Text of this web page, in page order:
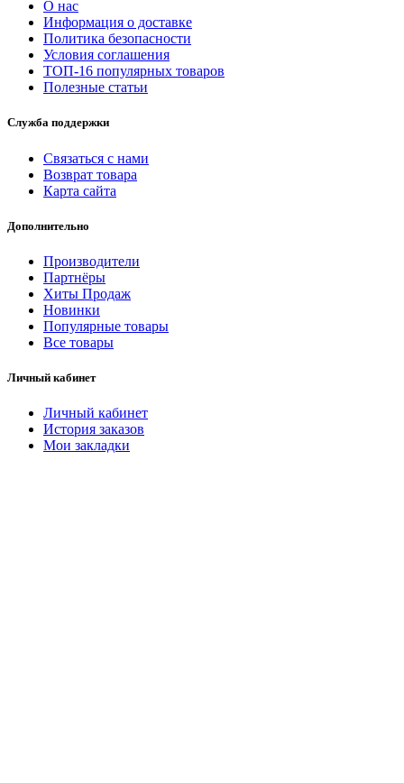
О нас
Информация о доставке
Политика безопасности
Условия соглашения
ТОП-16 популярных товаров
Полезные статьи
Служба поддержки
Связаться с нами
Возврат товара
Карта сайта
Дополнительно
Производители
Партнёры
Хиты Продаж
Новинки
Популярные товары
Все товары
Личный кабинет
Личный кабинет
История заказов
Мои закладки